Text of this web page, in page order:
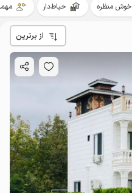
خوش منظره حیاط‌دار
از برترین